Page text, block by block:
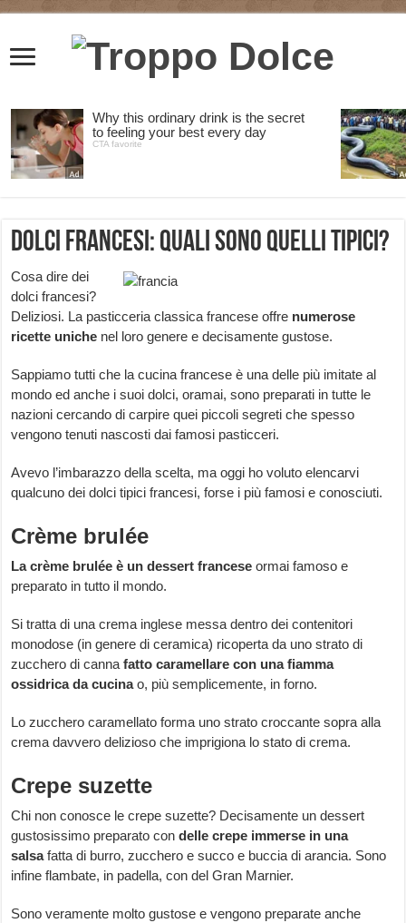
Dolci Francesi: quali sono quelli tipici?
Cosa dire dei
dolci francesi?
Deliziosi. La pasticceria classica francese offre numerose
ricette uniche nel loro genere e decisamente gustose.
Sappiamo tutti che la cucina francese è una delle più imitate al
mondo ed anche i suoi dolci, oramai, sono preparati in tutte le
nazioni cercando di carpire quei piccoli segreti che spesso
vengono tenuti nascosti dai famosi pasticceri.
Avevo l’imbarazzo della scelta, ma oggi ho voluto elencarvi
qualcuno dei dolci tipici francesi, forse i più famosi e conosciuti.
Crème brulée
La crème brulée è un dessert francese ormai famoso e
preparato in tutto il mondo.
Si tratta di una crema inglese messa dentro dei contenitori
monodose (in genere di ceramica) ricoperta da uno strato di
zucchero di cannafatto caramellare con una fiamma
ossidrica da cucinao, più semplicemente, in forno.
Lo zucchero caramellato forma uno strato croccante sopra alla
crema davvero delizioso che imprigiona lo stato di crema.
Crepe suzette
Chi non conosce le crepe suzette? Decisamente un dessert
gustosissimo preparato condelle crepe immerse in una
salsafatta di burro, zucchero e succo e buccia di arancia. Sono
infine flambate, in padella, con del Gran Marnier.
Sono veramente molto gustose e vengono preparate anche